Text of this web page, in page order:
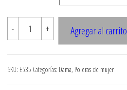
-
E535
POLERA
CORTE
DIAGONAL
+ Agregar al carrito
SKU: E535 Categorías: Dama, Poleras de mujer